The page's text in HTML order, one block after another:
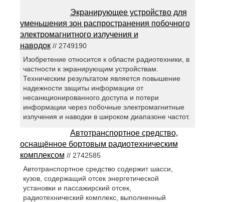
Экранирующее устройство для
уменьшения зон распространения побочного
электромагнитного излучения и
наводок// 2749190
Изобретение относится к области радиотехники, в
частности к экранирующим устройствам.
Техническим результатом является повышение
надежности защиты информации от
несанкционированного доступа и потери
информации через побочные электромагнитные
излучения и наводки в широком диапазоне частот.
Автотранспортное средство,
оснащённое бортовым радиотехническим
комплексом // 2742585
Автотранспортное средство содержит шасси,
кузов, содержащий отсек энергетической
установки и пассажирский отсек,
радиотехнический комплекс, выполненный